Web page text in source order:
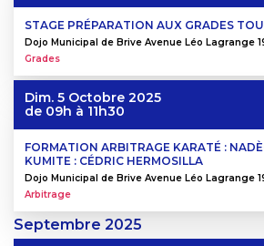
STAGE PRÉPARATION AUX GRADES
Dojo Municipal de Brive Avenue Léo Lagrange
Grades
Dim. 5 Octobre 2025
de 09h à 11h30
FORMATION ARBITRAGE KARATÉ :
KUMITE : CÉDRIC HERMOSILLA
Dojo Municipal de Brive Avenue Léo Lagrange
Arbitrage
Septembre 2025